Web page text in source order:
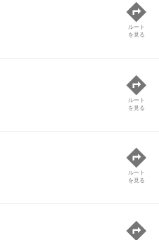
ルート
を見る
ルート
を見る
ルート
を見る